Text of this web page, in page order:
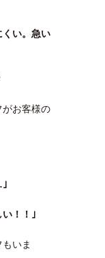
くい。急い
がお客様の
い！！｣
いま